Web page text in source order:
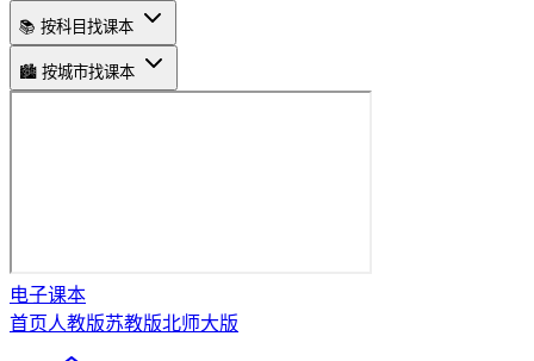
📚 按科目找课本
🏙️ 按城市找课本
电子课本
首页人教版苏教版北师大版